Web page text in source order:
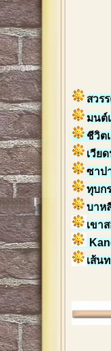
สวร
มนต์
ชีวิต
เวีย
ซาป
ทุบก
บาห
เขา
เส้น